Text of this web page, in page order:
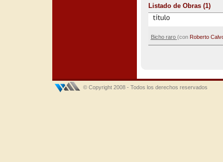
Listado de Obras (1)
Bicho raro (con Roberto
© Copyright 2008 - Todos los derechos reservados